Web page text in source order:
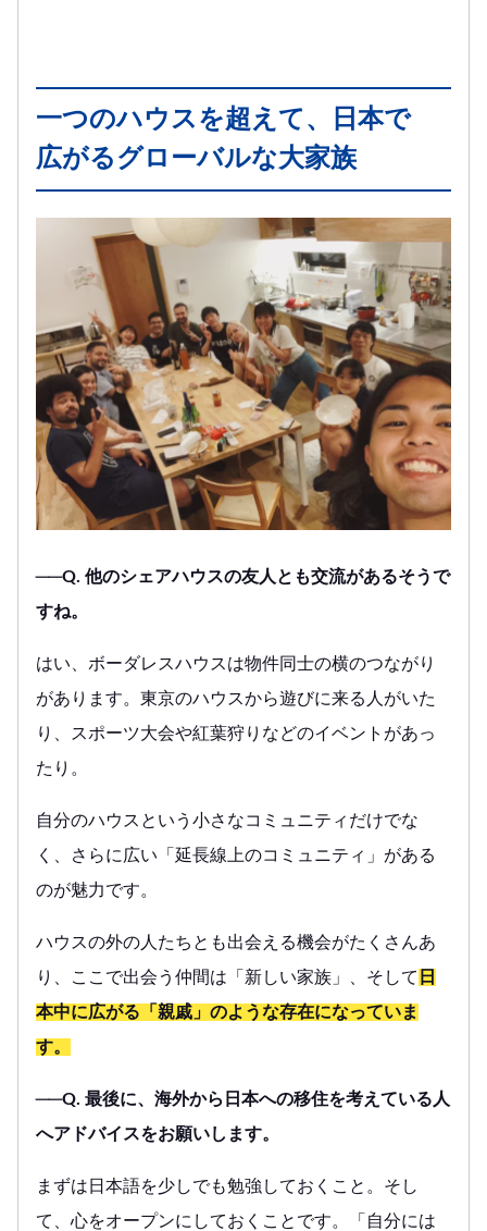
一つのハウスを超えて、日本で
広がるグローバルな大家族
──Q. 他のシェアハウスの友人とも交流があるそうで
すね。
はい、ボーダレスハウスは物件同士の横のつながり
があります。東京のハウスから遊びに来る人がいた
り、スポーツ大会や紅葉狩りなどのイベントがあっ
たり。
自分のハウスという小さなコミュニティだけでな
く、さらに広い「延長線上のコミュニティ」がある
のが魅力です。
ハウスの外の人たちとも出会える機会がたくさんあ
り、ここで出会う仲間は「新しい家族」、そして 日
本中に広がる「親戚」のような存在になっていま
す。
──Q. 最後に、海外から日本への移住を考えている人
へアドバイスをお願いします。
まずは日本語を少しでも勉強しておくこと。そし
て、心をオープンにしておくことです。「自分には